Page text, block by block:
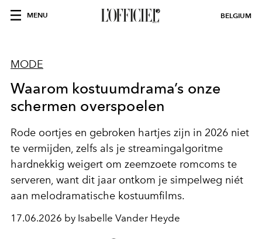
MENU BELGIUM
MODE
Waarom kostuumdrama’s onze
schermen overspoelen
Rode oortjes en gebroken hartjes zijn in 2026 niet
te vermijden, zelfs als je streamingalgoritme
hardnekkig weigert om zeemzoete romcoms te
serveren, want dit jaar ontkom je simpelweg niét
aan melodramatische kostuumfilms.
17.06.2026 by Isabelle Vander Heyde